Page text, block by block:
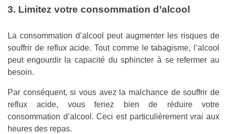
3. Limitez votre consommation d’alcool
La consommation d’alcool peut augmenter les risques de
souffrir de reflux acide. Tout comme le tabagisme, l’alcool
peut engourdir la capacité du sphincter à se refermer au
besoin.
Par conséquent, si vous avez la malchance de souffrir de
reflux acide, vous feriez bien de réduire votre
consommation d’alcool. Ceci est particulièrement vrai aux
heures des repas.